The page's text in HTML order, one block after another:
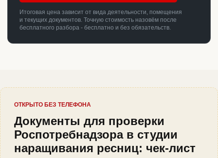
Итоговая цена зависит от вида деятельности, помещения
и текущих документов. Точную стоимость назовём после
бесплатного разбора - бесплатно и без обязательств.
ОТКРЫТО БЕЗ ТЕЛЕФОНА
Документы для проверки
Роспотребнадзора в студии
наращивания ресниц: чек-лист